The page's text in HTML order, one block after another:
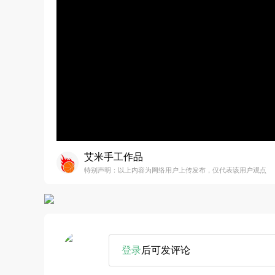
艾米手工作品
特别声明：以上内容为网络用户上传发布，仅代表该用户观点
登录后可发评论